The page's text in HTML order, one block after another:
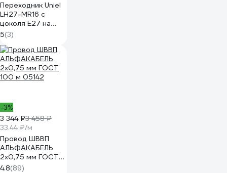
Переходник Uniel
LH27-MR16 с
цоколя Е27 на
MR16 - керамика
6476
5(3)
-3%
3 344 ₽3 458 ₽
33.44 ₽/м
Провод ШВВП
АЛЬФАКАБЕЛЬ
2х0,75 мм ГОСТ
100 м 05142
4.8(89)